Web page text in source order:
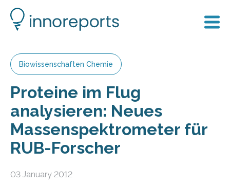
Biowissenschaften Chemie
Proteine im Flug
analysieren: Neues
Massenspektrometer für
RUB-Forscher
03 January 2012